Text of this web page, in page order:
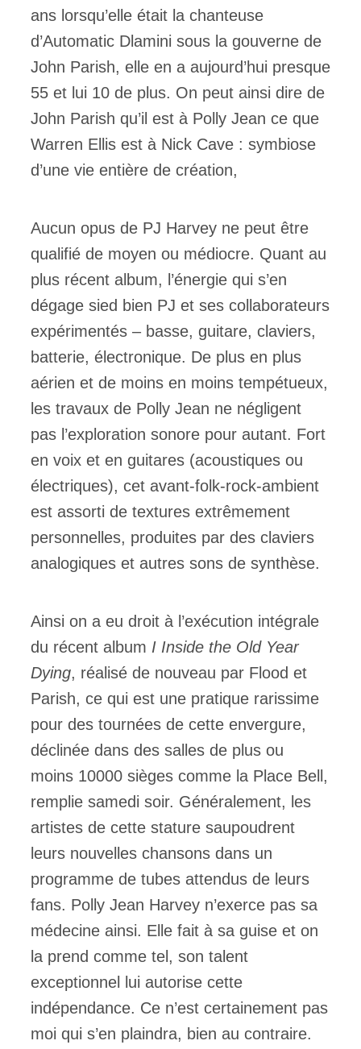
ans lorsqu’elle était la chanteuse
d’Automatic Dlamini sous la gouverne de
John Parish, elle en a aujourd’hui presque
55 et lui 10 de plus. On peut ainsi dire de
John Parish qu’il est à Polly Jean ce que
Warren Ellis est à Nick Cave : symbiose
d’une vie entière de création,
Aucun opus de PJ Harvey ne peut être
qualifié de moyen ou médiocre. Quant au
plus récent album, l’énergie qui s’en
dégage sied bien PJ et ses collaborateurs
expérimentés – basse, guitare, claviers,
batterie, électronique. De plus en plus
aérien et de moins en moins tempétueux,
les travaux de Polly Jean ne négligent
pas l’exploration sonore pour autant. Fort
en voix et en guitares (acoustiques ou
électriques), cet avant-folk-rock-ambient
est assorti de textures extrêmement
personnelles, produites par des claviers
analogiques et autres sons de synthèse.
Ainsi on a eu droit à l’exécution intégrale
du récent album I Inside the Old Year
Dying, réalisé de nouveau par Flood et
Parish, ce qui est une pratique rarissime
pour des tournées de cette envergure,
déclinée dans des salles de plus ou
moins 10000 sièges comme la Place Bell,
remplie samedi soir. Généralement, les
artistes de cette stature saupoudrent
leurs nouvelles chansons dans un
programme de tubes attendus de leurs
fans. Polly Jean Harvey n’exerce pas sa
médecine ainsi. Elle fait à sa guise et on
la prend comme tel, son talent
exceptionnel lui autorise cette
indépendance. Ce n’est certainement pas
moi qui s’en plaindra, bien au contraire.